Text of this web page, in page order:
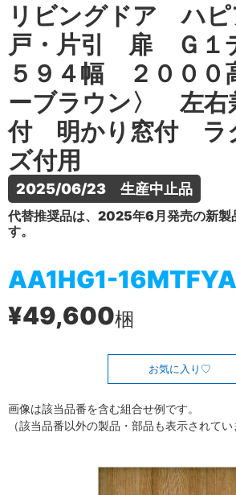
リビングドア ハ
戸・片引 扉 Ｇ１
５９４幅 ２００
ーブラウン〉 左
付 明かり窓付 ラ
ズ付用
2025/06/23　生産中止品
代替推奨品は、2025年6月発売の新製
す。
AA1HG1-16MTFYA
¥49,600梱
お気に入り
画像は該当品番を含む組合せ例です。
（該当品番以外の製品・部品も表示されてい